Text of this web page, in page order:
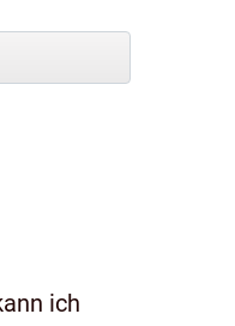
ich